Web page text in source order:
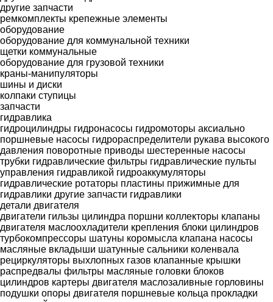
другие запчасти
ремкомплекты крепежные элементы
оборудование
оборудование для коммунальной техники
щетки коммунальные
оборудование для грузовой техники
краны-манипуляторы
шины и диски
колпаки ступицы
запчасти
гидравлика
гидроцилиндры гидронасосы гидромоторы аксиально
поршневые насосы гидрораспределители рукава высокого
давления поворотные приводы шестеренные насосы
трубки гидравлические фильтры гидравлические пульты
управления гидравликой гидроаккумуляторы
гидравлические ротаторы пластины прижимные для
гидравлики другие запчасти гидравлики
детали двигателя
двигатели гильзы цилиндра поршни коллекторы клапаны
двигателя маслоохладители крепления блоки цилиндров
турбокомпрессоры шатуны коромысла клапана насосы
масляные вкладыши шатунные сальники коленвала
рециркуляторы выхлопных газов клапанные крышки
распредвалы фильтры масляные головки блоков
цилиндров картеры двигателя маслозаливные горловины
подушки опоры двигателя поршневые кольца прокладки